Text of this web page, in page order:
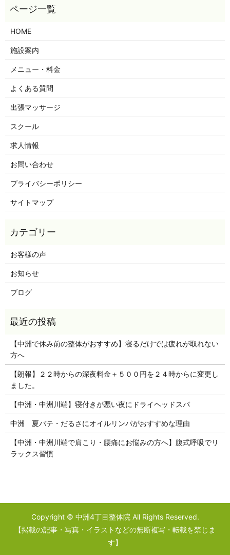
HOME
施設案内
メニュー・料金
よくある質問
出張マッサージ
スクール
求人情報
お問い合わせ
プライバシーポリシー
サイトマップ
お客様の声
お知らせ
ブログ
【中洲で休み前の整体がおすすめ】寝るだけでは疲れが取れない
方へ
【朗報】２２時からの深夜料金＋５００円を２４時からに変更し
ました。
【中洲・中洲川端】寝付きが悪い夜にドライヘッドスパ
中洲 夏バテ・だるさにオイルリンパがおすすめな理由
【中洲・中洲川端で肩こり・腰痛にお悩みの方へ】腹式呼吸でリ
ラックス習慣
Copyright © 中洲4丁目整体院 All Rights Reserved.
【掲載の記事・写真・イラストなどの無断複写・転載を禁じま
す】